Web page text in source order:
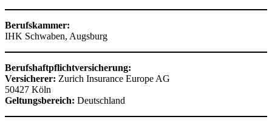
Berufskammer:
IHK Schwaben, Augsburg
Berufshaftpflichtversicherung:
Versicherer: Zurich Insurance Europe AG
50427 Köln
Geltungsbereich: Deutschland